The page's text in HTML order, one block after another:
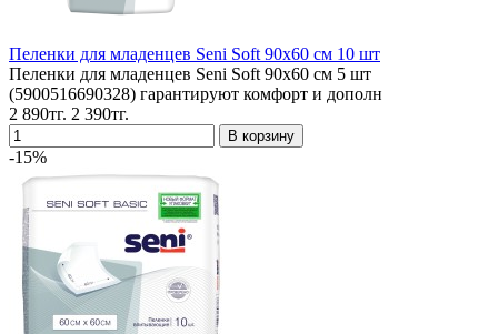
Пеленки для младенцев Seni Soft 90x60 см 10 шт
Пеленки для младенцев Seni Soft 90x60 см 5 шт
(5900516690328) гарантируют комфорт и дополн
2 890тг. 2 390тг.
-15%